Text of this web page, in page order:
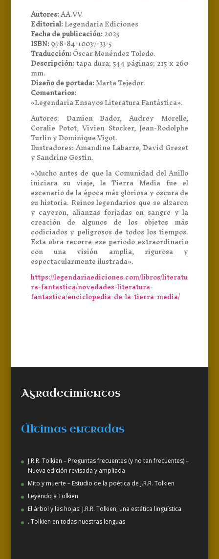
Autores:AA.VV.
Editorial:Legendaria Ediciones
Fecha de publicación:2025
ISBN:978-84-10037-33-5
Traducción:Óscar Menéndez Toledo.
Descripción:tapa dura; 544 páginas; 215 x 260
mm.
Diseño de portada:Marta Tejedor.
Comentarios:
«Legendaria Ensayos Literatura Fantástica».
Autores: Damien Bador, Audrey Morelle,
Coralie Potot, Vivien Stocker, Jean-Rodolphe
Turlin y Dominique Vigot.
Ilustradores: Amandine Labarre, David Greset
y Sandrine Gestin.
«Mucho antes de que la Comunidad del Anillo
iniciara su viaje, la Tierra Media fue el
escenario de la época más gloriosa y oscura de
su historia. Reinos legendarios que se alzaron
y cayeron, alianzas forjadas en sangre y la
creación de algunos de los objetos más
codiciados y peligrosos de todos los tiempos.
Esta obra recorre ese periodo extraordinario
con una visión amplia, rigurosa y
espectacularmente ilustrada».
https://legendariaediciones.com/libros/literatu
ra-fantastica/novedades-literatura-
fantastica/enciclopedia-de-la-tierra-media/
Agradecimientos
Últimas entradas
J.R.R. Tolkien – Preguntas frecuentes (y no tan frecuentes) –
Nueva edición revisada y ampliada
Mito y muerte – Estudio de la poética de J.R.R. Tolkien
Leyendo a Tolkien
El árbol y las hojas: J.R.R. Tolkien, una estética lingüística
. Tolkien en todas nuestras lenguas